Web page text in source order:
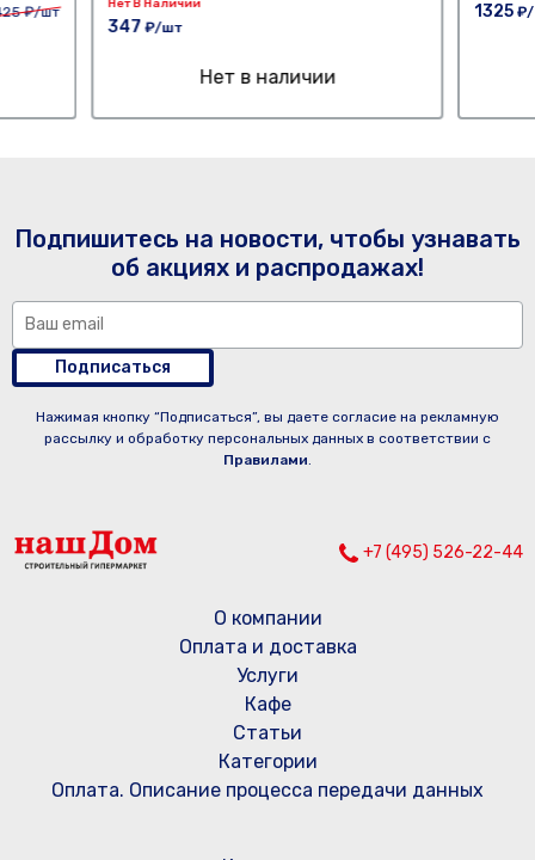
₽/шт
Нет В Наличии
347 ₽/шт
Нет в наличии
1325
Подпишитесь на новости, чтобы узнавать
об акциях и распродажах!
Подписаться
Нажимая кнопку “Подписаться”, вы даете согласие на рекламную
рассылку и обработку персональных данных в соответствии с
Правилами.
+7 (495) 526-22-44
О компании
Оплата и доставка
Услуги
Кафе
Статьи
Категории
Оплата. Описание процесса передачи данных